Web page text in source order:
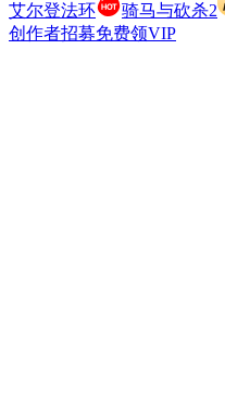
艾尔登法环
骑马与砍杀2
创作者招募免费领VIP